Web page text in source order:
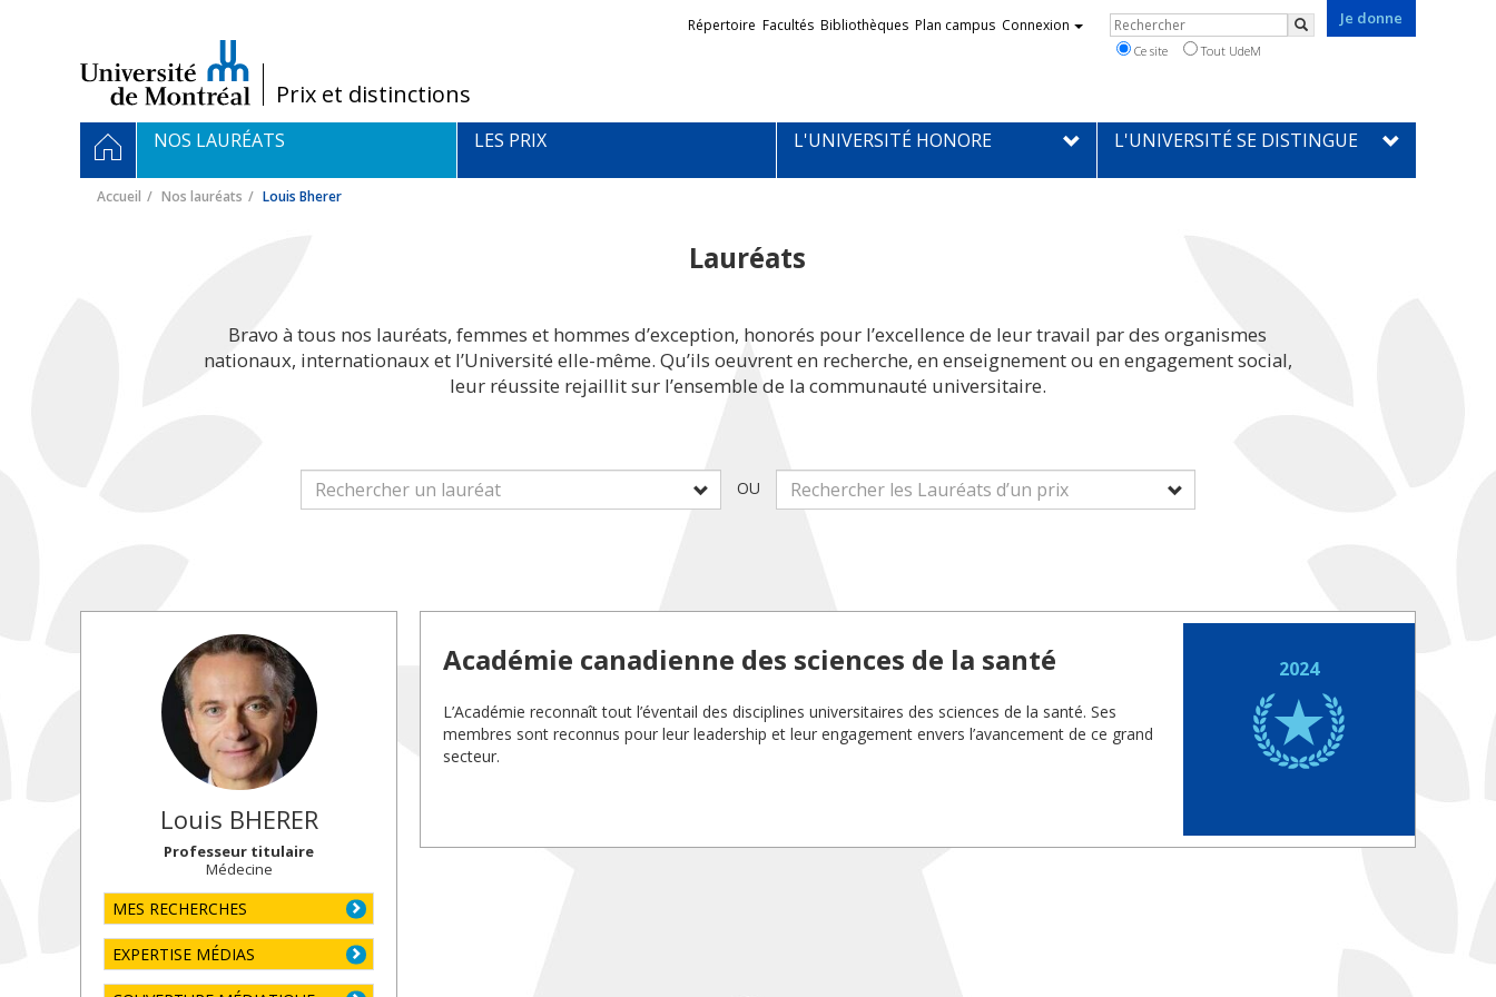
/Prix et distinctions
Je donne
Liens
externes
Répertoire Facultés Bibliothèques Plan campus Connexion Rechercher
Rechercher
Ce site Tout UdeM
Navigation
principale
ACCUEIL
NOS LAURÉATS LES PRIX L'UNIVERSITÉ HONORE L'UNIVERSITÉ SE DISTINGUE
Accueil Nos lauréats Louis Bherer
Lauréats
Bravo à tous nos lauréats, femmes et hommes d’exception, honorés pour l’excellence de leur travail par des organismes
nationaux, internationaux et l’Université elle-même. Qu’ils oeuvrent en recherche, en enseignement ou en engagement social,
leur réussite rejaillit sur l’ensemble de la communauté universitaire.
OU
Louis BHERER
Professeur titulaire
Médecine
MES RECHERCHES
EXPERTISE MÉDIAS
Académie canadienne des sciences de la santé
L’Académie reconnaît tout l’éventail des disciplines universitaires des sciences de la santé. Ses
membres sont reconnus pour leur leadership et leur engagement envers l’avancement de ce grand
secteur.
2024